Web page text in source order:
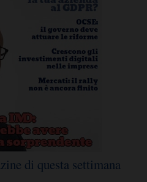
di questa settimana